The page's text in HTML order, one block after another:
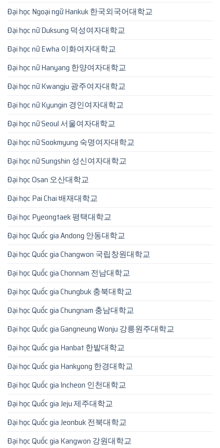
Đại học Ngoại ngữ Hankuk 한국외국어대학교
Đại học nữ Duksung 덕성여자대학교
Đại học nữ Ewha 이화여자대학교
Đại học nữ Hanyang 한양여자대학교
Đại học nữ Kwangju 광주여자대학교
Đại học nữ Kyungin 경인여자대학교
Đại học nữ Seoul 서울여자대학교
Đại học nữ Sookmyung 숙명여자대학교
Đại học nữ Sungshin 성신여자대학교
Đại học Osan 오산대학교
Đại học Pai Chai 배재대학교
Đại học Pyeongtaek 평택대학교
Đại học Quốc gia Andong 안동대학교
Đại học Quốc gia Changwon 국립창원대학교
Đại học Quốc gia Chonnam 전남대학교
Đại học Quốc gia Chungbuk 충북대학교
Đại học Quốc gia Chungnam 충남대학교
Đại học Quốc gia Gangneung Wonju 강릉원주대학교
Đại học Quốc gia Hanbat 한밭대학교
Đại học Quốc gia Hankyong 한경대학교
Đại học Quốc gia Incheon 인천대학교
Đại học Quốc gia Jeju 제주대학교
Đại học Quốc gia Jeonbuk 전북대학교
Đại học Quốc gia Kangwon 강원대학교